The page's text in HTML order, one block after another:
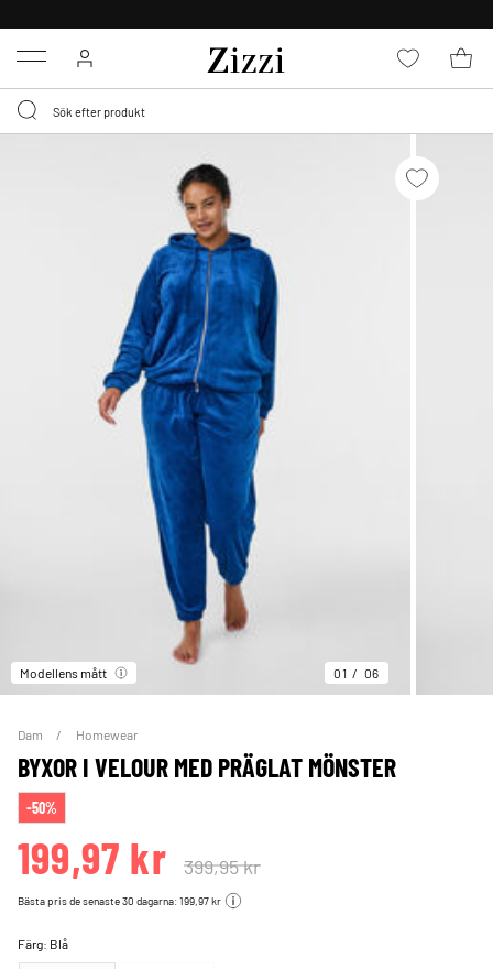
Menu
Modellens mått 01 06
Dam Homewear
BYXOR I VELOUR MED PRÄGLAT MÖNSTER
-50%
199,97 kr 399,95 kr
Bästa pris de senaste 30 dagarna: 199,97 kr
Färg: Blå